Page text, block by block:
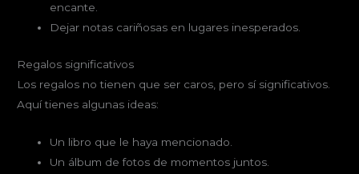
encante.
Dejar notas cariñosas en lugares inesperados.
Regalos significativos
Los regalos no tienen que ser caros, pero sí significativos.
Aquí tienes algunas ideas:
Un libro que le haya mencionado.
Un álbum de fotos de momentos juntos.